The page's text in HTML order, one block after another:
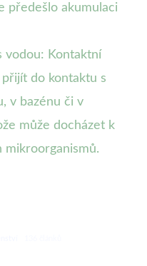
předešlo akumulaci
vodou: Kontaktní
do kontaktu s
v bazénu či v
může docházet k
mikroorganismů.